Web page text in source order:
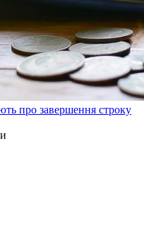
про завершення строку